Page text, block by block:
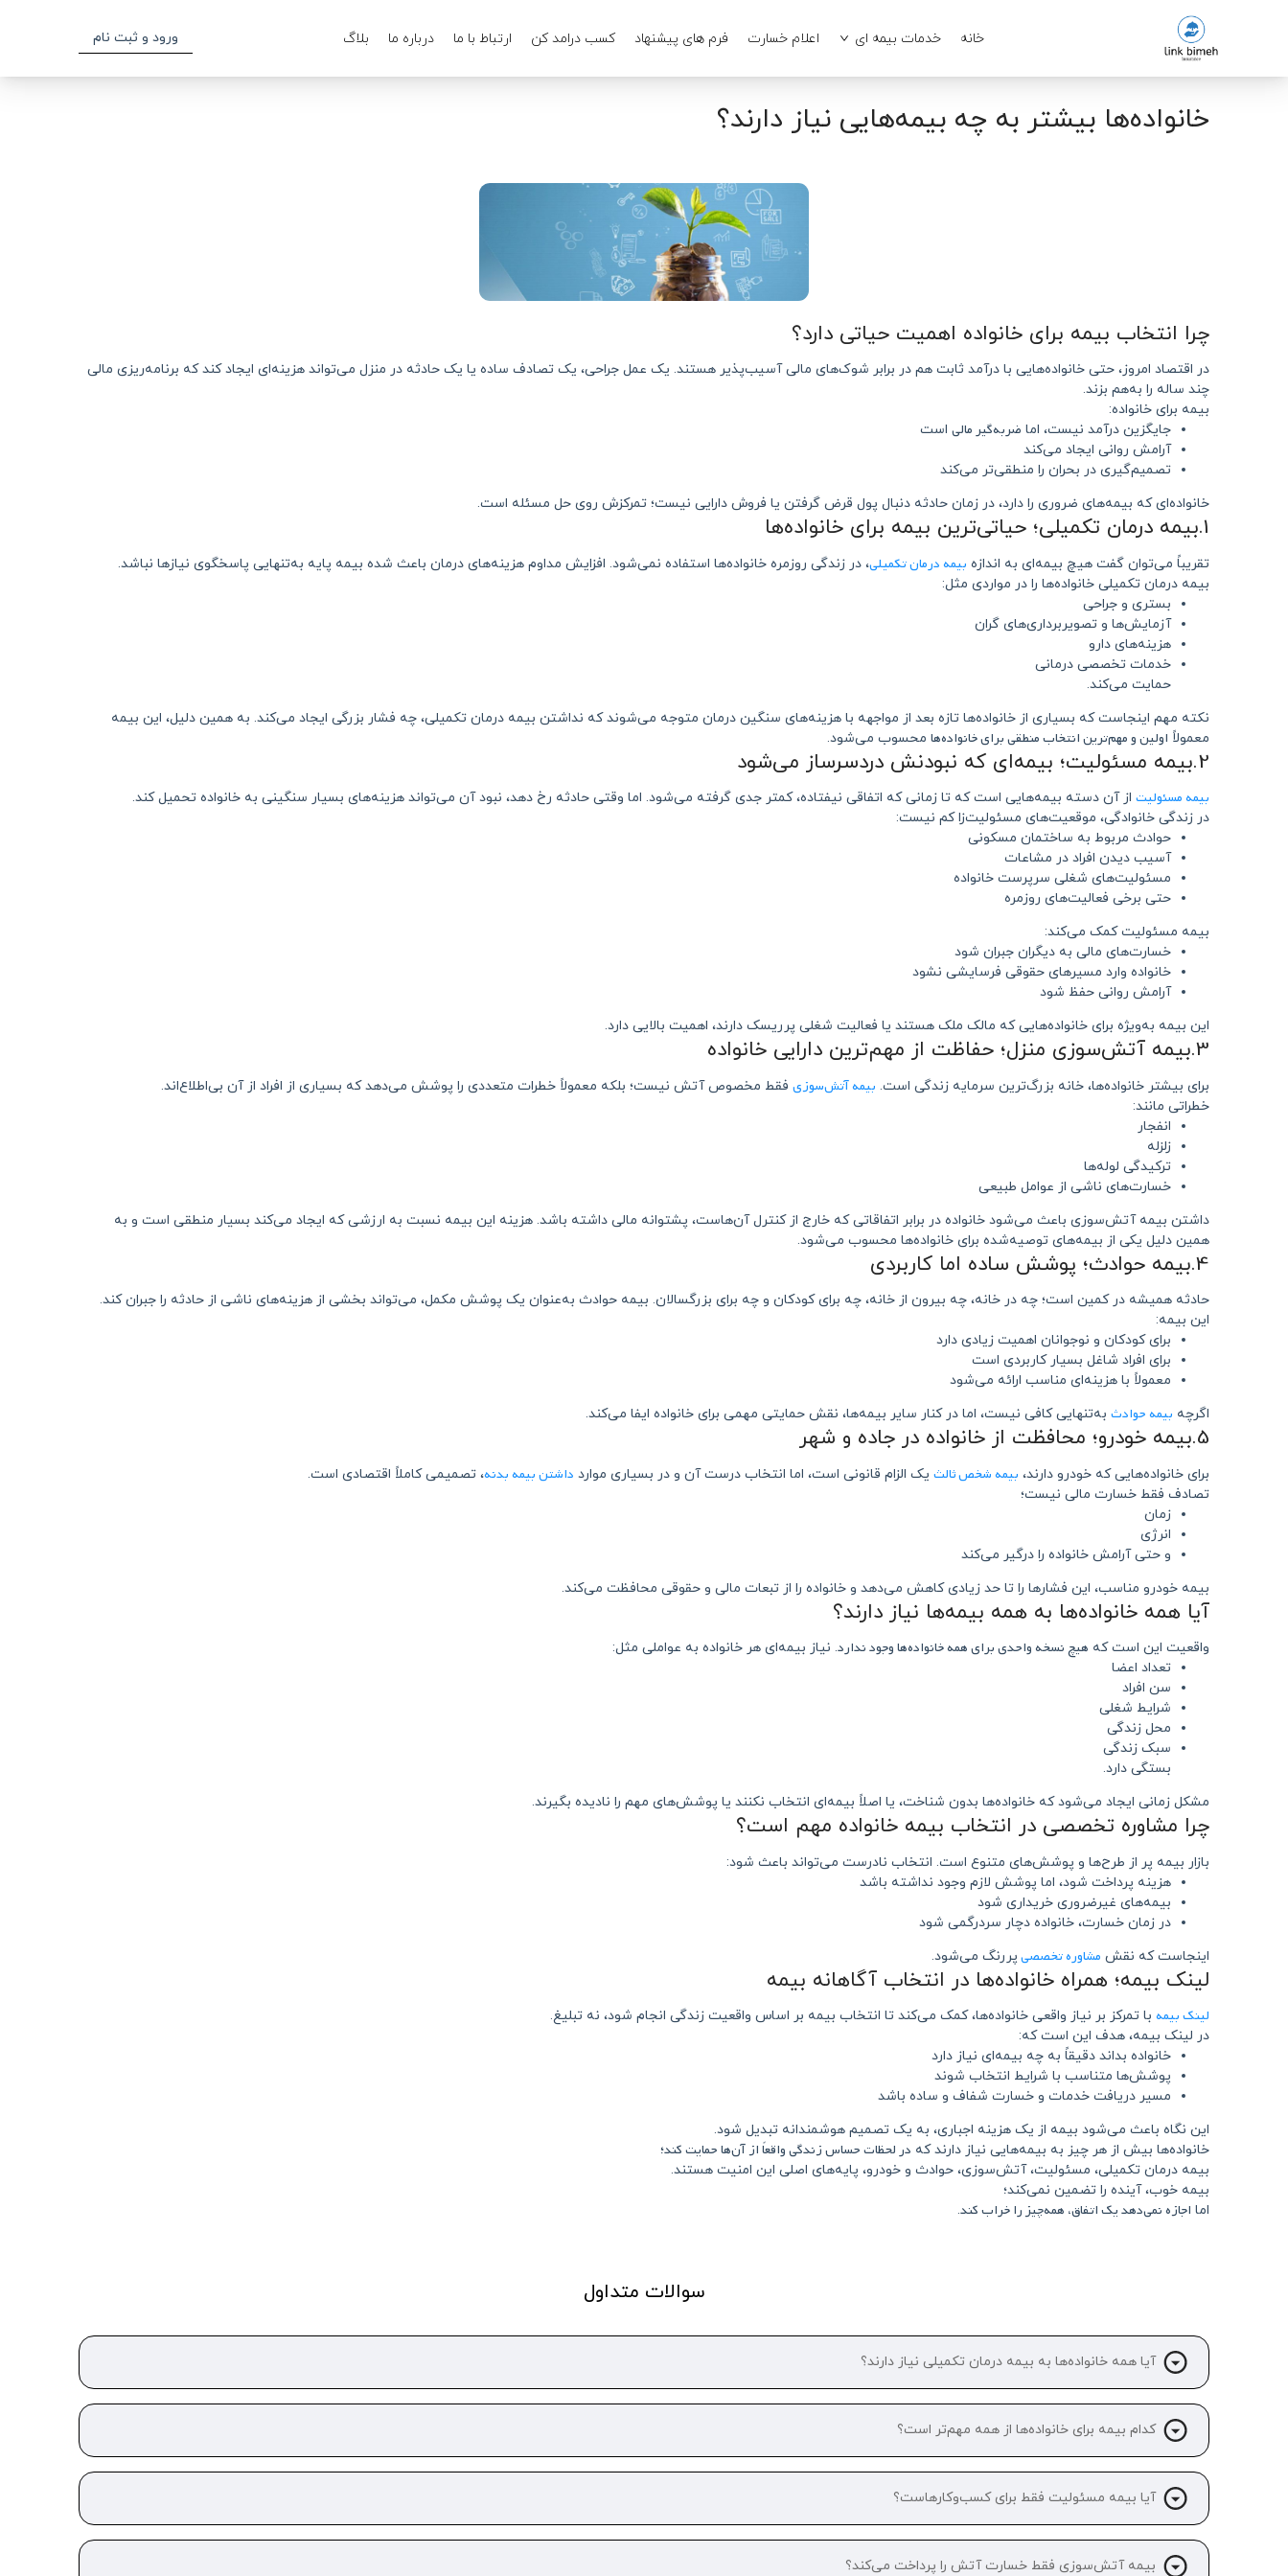
خانه خدمات بیمه ای اعلام خسارت فرم های پیشنهاد کسب درامد کن ارتباط با ما درباره ما بلاگ ورود و ثبت نام
خانواده‌ها بیشتر به چه بیمه‌هایی نیاز دارند؟
چرا انتخاب بیمه برای خانواده اهمیت حیاتی دارد؟
در اقتصاد امروز، حتی خانواده‌هایی با درآمد ثابت هم در برابر شوک‌های مالی آسیب‌پذیر هستند. یک عمل جراحی، یک تصادف ساده یا یک حادثه در منزل می‌تواند هزینه‌ای ایجاد کند که برنامه‌ریزی مالی
چند ساله را به‌هم بزند.
بیمه برای خانواده:
جایگزین درآمد نیست، اما ضربه‌گیر مالی است
آرامش روانی ایجاد می‌کند
تصمیم‌گیری در بحران را منطقی‌تر می‌کند
خانواده‌ای که بیمه‌های ضروری را دارد، در زمان حادثه دنبال پول قرض گرفتن یا فروش دارایی نیست؛ تمرکزش روی حل مسئله است.
1.بیمه درمان تکمیلی؛ حیاتی‌ترین بیمه برای خانواده‌ها
تقریباً می‌توان گفت هیچ بیمه‌ای به اندازه بیمه درمان تکمیلی، در زندگی روزمره خانواده‌ها استفاده نمی‌شود. افزایش مداوم هزینه‌های درمان باعث شده بیمه پایه به‌تنهایی پاسخگوی نیازها نباشد.
بیمه درمان تکمیلی خانواده‌ها را در مواردی مثل:
بستری و جراحی
آزمایش‌ها و تصویربرداری‌های گران
هزینه‌های دارو
خدمات تخصصی درمانی
حمایت می‌کند.
نکته مهم اینجاست که بسیاری از خانواده‌ها تازه بعد از مواجهه با هزینه‌های سنگین درمان متوجه می‌شوند که نداشتن بیمه درمان تکمیلی، چه فشار بزرگی ایجاد می‌کند. به همین دلیل، این بیمه
معمولاً اولین و مهم‌ترین انتخاب منطقی برای خانواده‌ها محسوب می‌شود.
2.بیمه مسئولیت؛ بیمه‌ای که نبودنش دردسرساز می‌شود
بیمه مسئولیت از آن دسته بیمه‌هایی است که تا زمانی که اتفاقی نیفتاده، کمتر جدی گرفته می‌شود. اما وقتی حادثه رخ دهد، نبود آن می‌تواند هزینه‌های بسیار سنگینی به خانواده تحمیل کند.
در زندگی خانوادگی، موقعیت‌های مسئولیت‌زا کم نیست:
حوادث مربوط به ساختمان مسکونی
آسیب دیدن افراد در مشاعات
مسئولیت‌های شغلی سرپرست خانواده
حتی برخی فعالیت‌های روزمره
بیمه مسئولیت کمک می‌کند:
خسارت‌های مالی به دیگران جبران شود
خانواده وارد مسیرهای حقوقی فرسایشی نشود
آرامش روانی حفظ شود
این بیمه به‌ویژه برای خانواده‌هایی که مالک ملک هستند یا فعالیت شغلی پرریسک دارند، اهمیت بالایی دارد.
3.بیمه آتش‌سوزی منزل؛ حفاظت از مهم‌ترین دارایی خانواده
برای بیشتر خانواده‌ها، خانه بزرگ‌ترین سرمایه زندگی است. بیمه آتش‌سوزی فقط مخصوص آتش نیست؛ بلکه معمولاً خطرات متعددی را پوشش می‌دهد که بسیاری از افراد از آن بی‌اطلاع‌اند.
خطراتی مانند:
انفجار
زلزله
ترکیدگی لوله‌ها
خسارت‌های ناشی از عوامل طبیعی
داشتن بیمه آتش‌سوزی باعث می‌شود خانواده در برابر اتفاقاتی که خارج از کنترل آن‌هاست، پشتوانه مالی داشته باشد. هزینه این بیمه نسبت به ارزشی که ایجاد می‌کند بسیار منطقی است و به
همین دلیل یکی از بیمه‌های توصیه‌شده برای خانواده‌ها محسوب می‌شود.
4.بیمه حوادث؛ پوشش ساده اما کاربردی
حادثه همیشه در کمین است؛ چه در خانه، چه بیرون از خانه، چه برای کودکان و چه برای بزرگسالان. بیمه حوادث به‌عنوان یک پوشش مکمل، می‌تواند بخشی از هزینه‌های ناشی از حادثه را جبران کند.
این بیمه:
برای کودکان و نوجوانان اهمیت زیادی دارد
برای افراد شاغل بسیار کاربردی است
معمولاً با هزینه‌ای مناسب ارائه می‌شود
اگرچه بیمه حوادث به‌تنهایی کافی نیست، اما در کنار سایر بیمه‌ها، نقش حمایتی مهمی برای خانواده ایفا می‌کند.
5.بیمه خودرو؛ محافظت از خانواده در جاده و شهر
برای خانواده‌هایی که خودرو دارند، بیمه شخص ثالث یک الزام قانونی است، اما انتخاب درست آن و در بسیاری موارد داشتن بیمه بدنه، تصمیمی کاملاً اقتصادی است.
تصادف فقط خسارت مالی نیست؛
زمان
انرژی
و حتی آرامش خانواده را درگیر می‌کند
بیمه خودرو مناسب، این فشارها را تا حد زیادی کاهش می‌دهد و خانواده را از تبعات مالی و حقوقی محافظت می‌کند.
آیا همه خانواده‌ها به همه بیمه‌ها نیاز دارند؟
واقعیت این است که هیچ نسخه واحدی برای همه خانواده‌ها وجود ندارد. نیاز بیمه‌ای هر خانواده به عواملی مثل:
تعداد اعضا
سن افراد
شرایط شغلی
محل زندگی
سبک زندگی
بستگی دارد.
مشکل زمانی ایجاد می‌شود که خانواده‌ها بدون شناخت، یا اصلاً بیمه‌ای انتخاب نکنند یا پوشش‌های مهم را نادیده بگیرند.
چرا مشاوره تخصصی در انتخاب بیمه خانواده مهم است؟
بازار بیمه پر از طرح‌ها و پوشش‌های متنوع است. انتخاب نادرست می‌تواند باعث شود:
هزینه پرداخت شود، اما پوشش لازم وجود نداشته باشد
بیمه‌های غیرضروری خریداری شود
در زمان خسارت، خانواده دچار سردرگمی شود
اینجاست که نقش مشاوره تخصصی پررنگ می‌شود.
لینک بیمه؛ همراه خانواده‌ها در انتخاب آگاهانه بیمه
لینک بیمه با تمرکز بر نیاز واقعی خانواده‌ها، کمک می‌کند تا انتخاب بیمه بر اساس واقعیت زندگی انجام شود، نه تبلیغ.
در لینک بیمه، هدف این است که:
خانواده بداند دقیقاً به چه بیمه‌ای نیاز دارد
پوشش‌ها متناسب با شرایط انتخاب شوند
مسیر دریافت خدمات و خسارت شفاف و ساده باشد
این نگاه باعث می‌شود بیمه از یک هزینه اجباری، به یک تصمیم هوشمندانه تبدیل شود.
خانواده‌ها بیش از هر چیز به بیمه‌هایی نیاز دارند که در لحظات حساس زندگی واقعاً از آن‌ها حمایت کند؛
بیمه درمان تکمیلی، مسئولیت، آتش‌سوزی، حوادث و خودرو، پایه‌های اصلی این امنیت هستند.
بیمه خوب، آینده را تضمین نمی‌کند؛
اما اجازه نمی‌دهد یک اتفاق، همه‌چیز را خراب کند.
سوالات متداول
آیا همه خانواده‌ها به بیمه درمان تکمیلی نیاز دارند؟
کدام بیمه برای خانواده‌ها از همه مهم‌تر است؟
آیا بیمه مسئولیت فقط برای کسب‌وکارهاست؟
بیمه آتش‌سوزی فقط خسارت آتش را پرداخت می‌کند؟